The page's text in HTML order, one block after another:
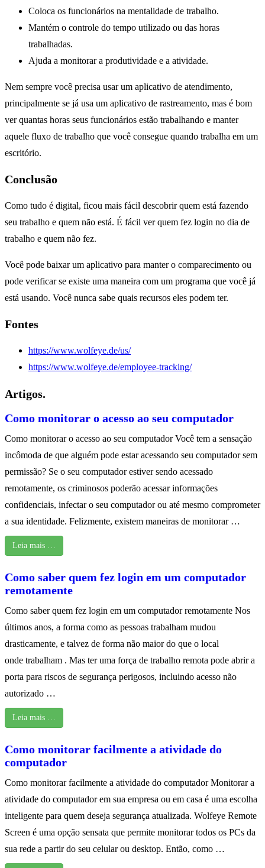
Coloca os funcionários na mentalidade de trabalho.
Mantém o controle do tempo utilizado ou das horas
trabalhadas.
Ajuda a monitorar a produtividade e a atividade.
Nem sempre você precisa usar um aplicativo de atendimento,
principalmente se já usa um aplicativo de rastreamento, mas é bom
ver quantas horas seus funcionários estão trabalhando e manter
aquele fluxo de trabalho que você consegue quando trabalha em um
escritório.
Conclusão
Como tudo é digital, ficou mais fácil descobrir quem está fazendo
seu trabalho e quem não está. É fácil ver quem fez login no dia de
trabalho e quem não fez.
Você pode baixar um aplicativo para manter o comparecimento ou
pode verificar se existe uma maneira com um programa que você já
está usando. Você nunca sabe quais recursos eles podem ter.
Fontes
https://www.wolfeye.de/us/
https://www.wolfeye.de/employee-tracking/
Artigos.
Como monitorar o acesso ao seu computador
Como monitorar o acesso ao seu computador Você tem a sensação
incômoda de que alguém pode estar acessando seu computador sem
permissão? Se o seu computador estiver sendo acessado
remotamente, os criminosos poderão acessar informações
confidenciais, infectar o seu computador ou até mesmo comprometer
a sua identidade. Felizmente, existem maneiras de monitorar …
Leia mais …
Como saber quem fez login em um computador
remotamente
Como saber quem fez login em um computador remotamente Nos
últimos anos, a forma como as pessoas trabalham mudou
drasticamente, e talvez de forma não maior do que o local
onde trabalham . Mas ter uma força de trabalho remota pode abrir a
porta para riscos de segurança perigosos, incluindo acesso não
autorizado …
Leia mais …
Como monitorar facilmente a atividade do
computador
Como monitorar facilmente a atividade do computador Monitorar a
atividade do computador em sua empresa ou em casa é uma escolha
inteligente para quem deseja segurança atualizada. Wolfeye Remote
Screen é uma opção sensata que permite monitorar todos os PCs da
sua rede a partir do seu celular ou desktop. Então, como …